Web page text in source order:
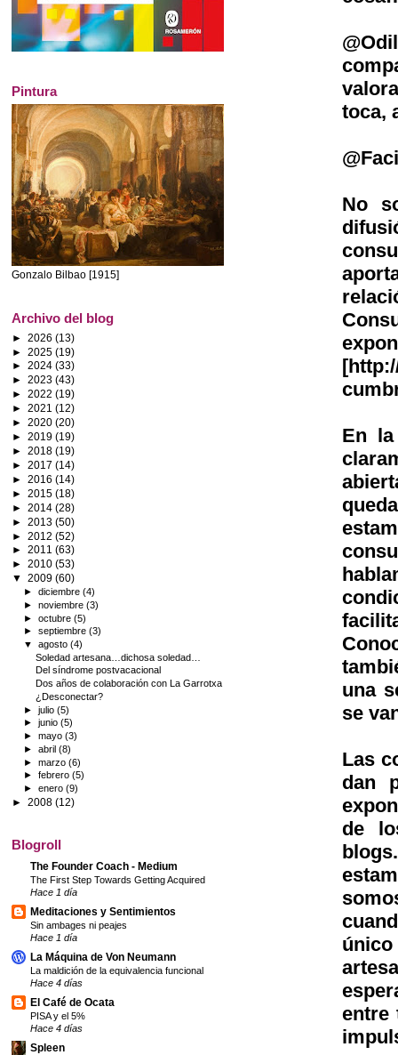
toca,
No
En la
una
se
Las
dan
de
entre
Pintura
Gonzalo Bilbao [1915]
Archivo del blog
► 2026 (13)
► 2025 (19)
► 2024 (33)
► 2023 (43)
► 2022 (19)
► 2021 (12)
► 2020 (20)
► 2019 (19)
► 2018 (19)
► 2017 (14)
► 2016 (14)
► 2015 (18)
► 2014 (28)
► 2013 (50)
► 2012 (52)
► 2011 (63)
► 2010 (53)
▼ 2009 (60)
►diciembre(4)
►noviembre(3)
►octubre(5)
►septiembre(3)
▼agosto(4)
Soledad artesana…dichosa soledad…
Del síndrome postvacacional
Dos años de colaboración con La Garrotxa
¿Desconectar?
►julio(5)
►junio(5)
►mayo(3)
►abril(8)
►marzo(6)
►febrero(5)
►enero(9)
► 2008 (12)
Blogroll
The Founder Coach - Medium
The First Step Towards Getting Acquired
Hace 1 día
Meditaciones y Sentimientos
Sin ambages ni peajes
Hace 1 día
La Máquina de Von Neumann
La maldición de la equivalencia funcional
Hace 4 días
El Café de Ocata
PISA y el 5%
Hace 4 días
Spleen